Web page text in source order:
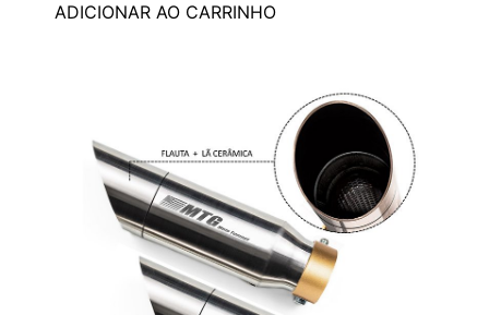
ADICIONAR AO CARRINHO